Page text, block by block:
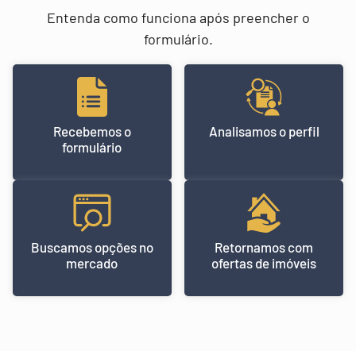
Entenda como funciona após preencher o
formulário.
Recebemos o
formulário
Analisamos o perfil
Buscamos opções no
mercado
Retornamos com
ofertas de imóveis